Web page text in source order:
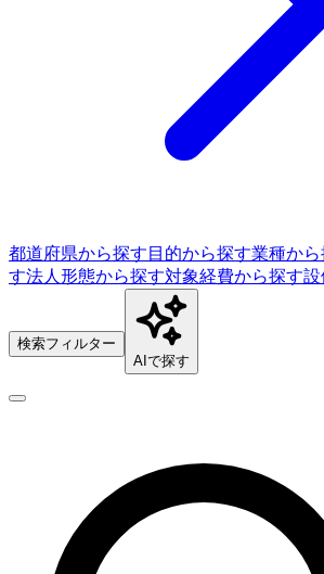
都道府県から探す 目的から探す業種から
す法人形態から探す対象経費から探す設
検索フィルター
AIで探す